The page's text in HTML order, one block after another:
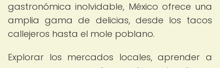
gastronómica inolvidable, México ofrece una
amplia gama de delicias, desde los tacos
callejeros hasta el mole poblano.
Explorar los mercados locales, aprender a